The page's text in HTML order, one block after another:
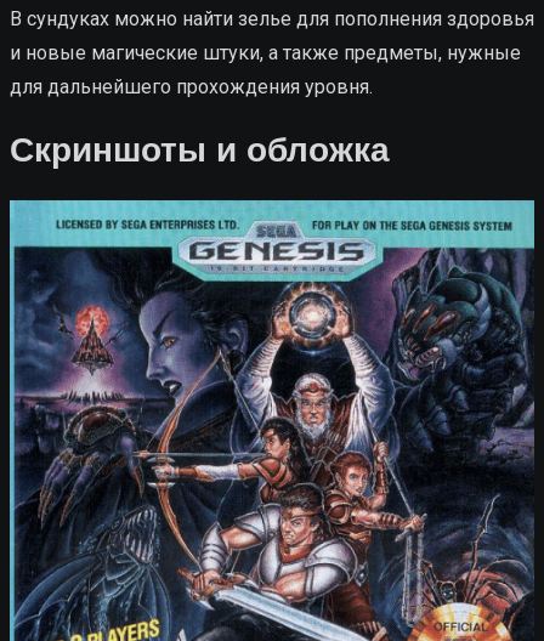
В сундуках можно найти зелье для пополнения здоровья
и новые магические штуки, а также предметы, нужные
для дальнейшего прохождения уровня.
Скриншоты и обложка